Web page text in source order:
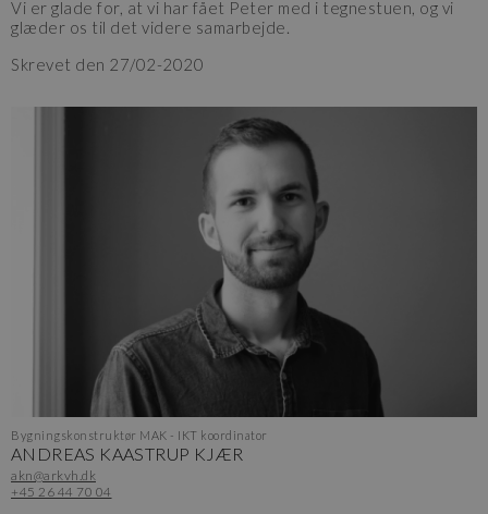
Vi er glade for, at vi har fået Peter med i tegnestuen, og vi
glæder os til det videre samarbejde.
Skrevet den 27/02-2020
Bygningskonstruktør MAK - IKT koordinator
ANDREAS KAASTRUP KJÆR
akn@arkvh.dk
+45 26 44 70 04